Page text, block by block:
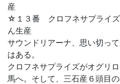
産
☆１３番 クロフネサプライ
ん生産
サウンドリアーナ、思い切っ
はある。
クロフネサプライズがオグリ
馬へ。そして、三石産６頭目の